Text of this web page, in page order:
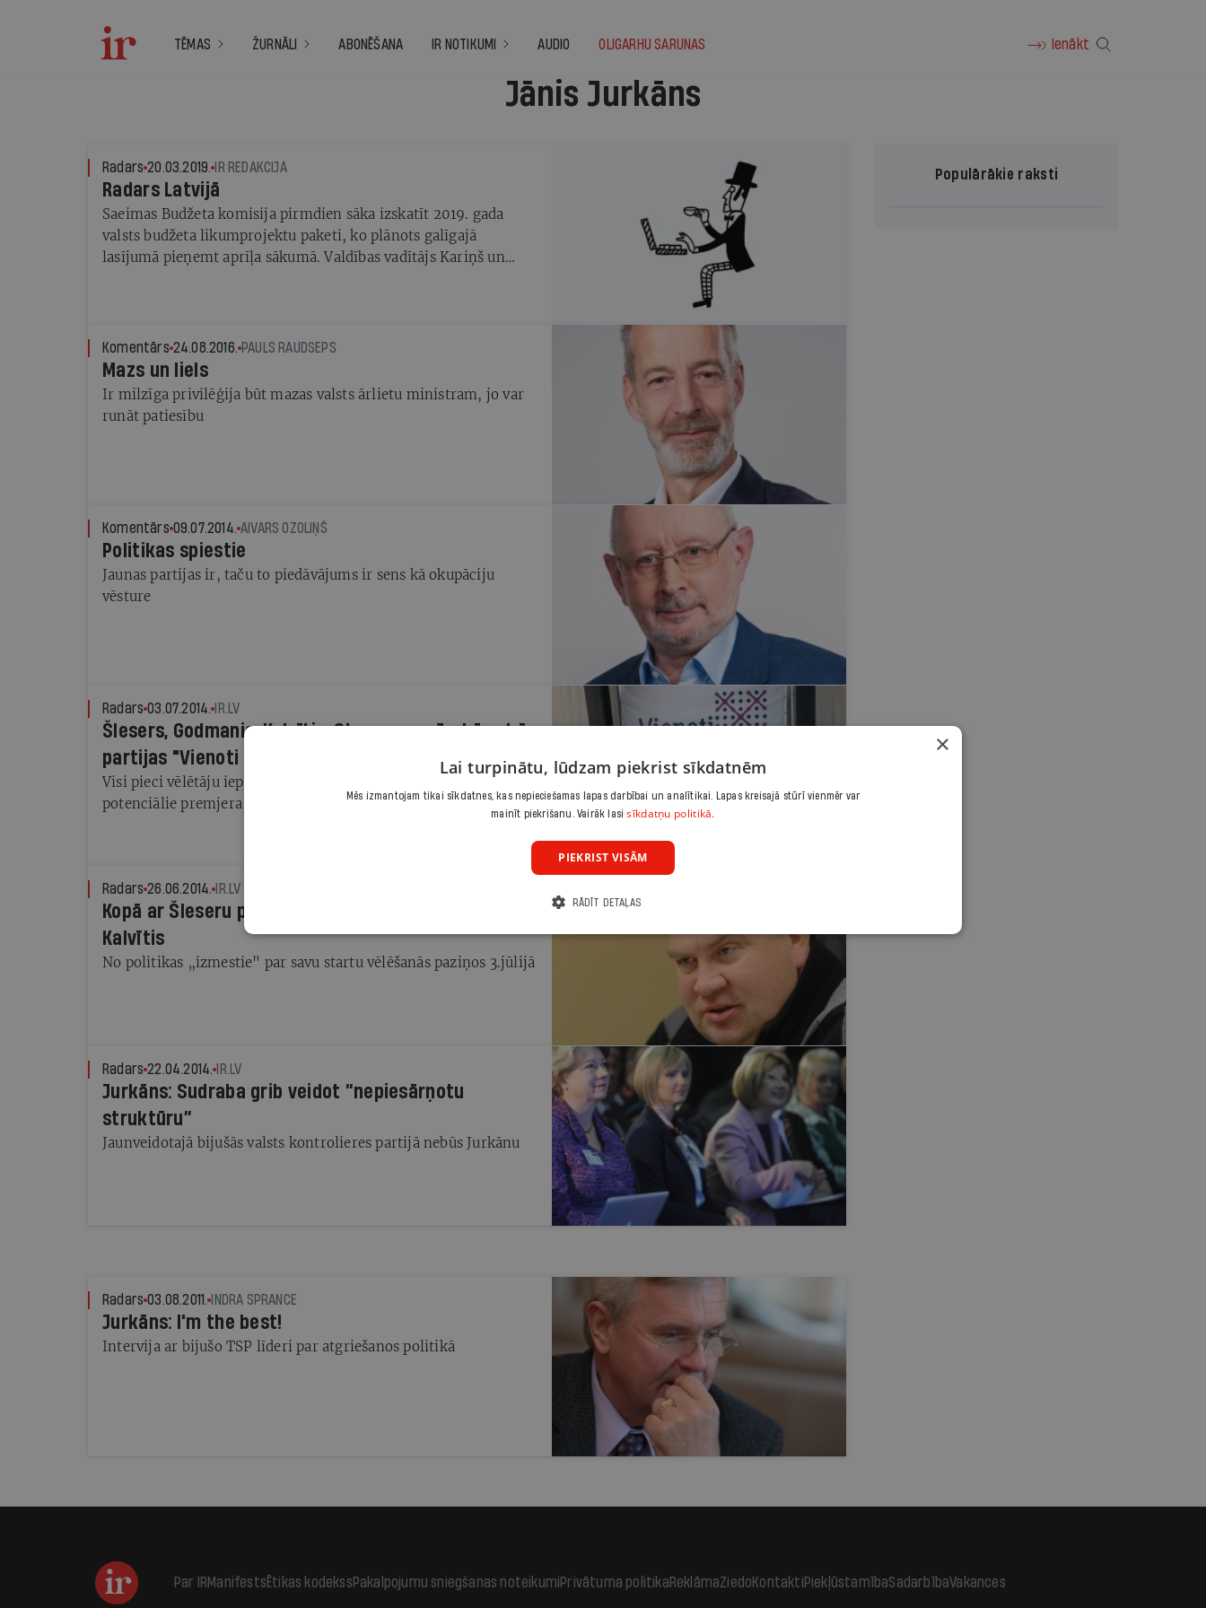
TĒMAS ŽURNĀLI ABONĒŠANA IR NOTIKUMI AUDIO OLIGARHU SARUNAS Ienākt
Jānis Jurkāns
Radars 20.03.2019. IR REDAKCIJA
Radars Latvijā
Saeimas Budžeta komisija pirmdien sāka izskatīt 2019. gada
valsts budžeta likumprojektu paketi, ko plānots galīgajā
lasījumā pieņemt aprīļa sākumā. Valdības vadītājs Kariņš un
Komentārs 24.08.2016. PAULS RAUDSEPS
Mazs un liels
Ir milzīga privilēģija būt mazas valsts ārlietu ministram, jo var
runāt patiesību
Komentārs 09.07.2014. AIVARS OZOLIŅŠ
Politikas spiestie
Jaunas partijas ir, taču to piedāvājums ir sens kā okupāciju
vēsture
Radars 03.07.2014. IR.LV
Šlesers, Godmanis, Kalvītis, Straume un Jurkāns būs
partijas "Vienoti Latvijai" saraksta līderi
Visi pieci vēlētāju iepriekš "izšūpotie" politiķi būšot arī
potenciālie premjera amata kandidāti
Radars 26.06.2014. IR.LV
Kopā ar Šleseru politikā mēģinās atgriezties arī
Kalvītis
No politikas „izmestie" par savu startu vēlēšanās paziņos 3.jūlijā
Radars 22.04.2014. IR.LV
Jurkāns: Sudraba grib veidot “nepiesārņotu
struktūru”
Jaunveidotajā bijušās valsts kontrolieres partijā nebūs Jurkānu
Populārākie raksti
Radars 03.08.2011. INDRA SPRANCE
Jurkāns: I'm the best!
Intervija ar bijušo TSP līderi par atgriešanos politikā
Par IRManifestsĒtikas kodekssPakalpojumu sniegšanas noteikumiPrivātuma politikaReklāmaZiedoKontaktiPiekļūstamībaSadarbībaVakances
×
Lai turpinātu, lūdzam piekrist sīkdatnēm
Mēs izmantojam tikai sīkdatnes, kas nepieciešamas lapas darbībai un analītikai. Lapas kreisajā stūrī vienmēr var
mainīt piekrišanu. Vairāk lasisīkdatņu politikā.
PIEKRIST VISĀM
RĀDĪT DETAĻAS